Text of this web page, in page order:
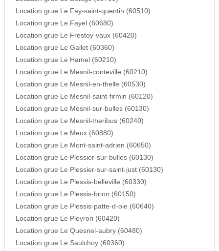
Location grue Le Fay-saint-quentin (60510)
Location grue Le Fayel (60680)
Location grue Le Frestoy-vaux (60420)
Location grue Le Gallet (60360)
Location grue Le Hamel (60210)
Location grue Le Mesnil-conteville (60210)
Location grue Le Mesnil-en-thelle (60530)
Location grue Le Mesnil-saint-firmin (60120)
Location grue Le Mesnil-sur-bulles (60130)
Location grue Le Mesnil-theribus (60240)
Location grue Le Meux (60880)
Location grue Le Mont-saint-adrien (60650)
Location grue Le Plessier-sur-bulles (60130)
Location grue Le Plessier-sur-saint-just (60130)
Location grue Le Plessis-belleville (60330)
Location grue Le Plessis-brion (60150)
Location grue Le Plessis-patte-d-oie (60640)
Location grue Le Ployron (60420)
Location grue Le Quesnel-aubry (60480)
Location grue Le Saulchoy (60360)